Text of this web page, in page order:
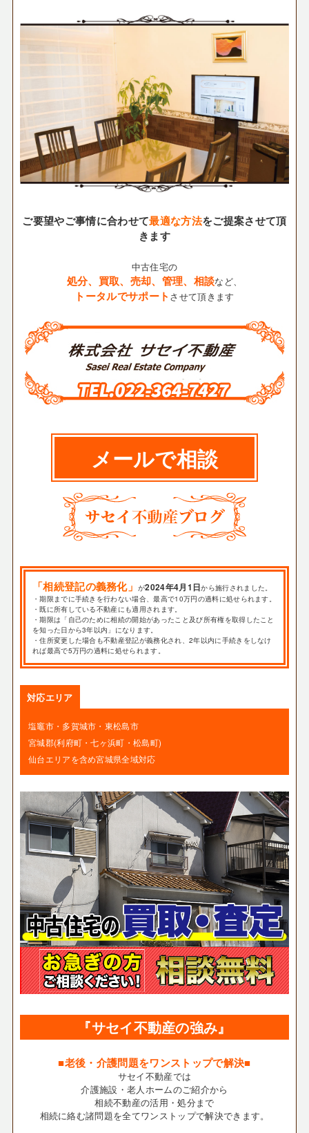
ご要望やご事情に合わせて最適な方法をご提案させて頂
きます
中古住宅の
処分、買取、売却、管理、相談など、
トータルでサポート させて頂きます
メールで相談
「相続登記の義務化」が2024年4月1日から施行されました。
・期限までに手続きを行わない場合、最高で10万円の過料に処せられます。
・既に所有している不動産にも適用されます。
・期限は「自己のために相続の開始があったこと及び所有権を取得したこと
を知った日から3年以内」になります。
・住所変更した場合も不動産登記が義務化され、2年以内に手続きをしなけ
れば最高で5万円の過料に処せられます。
対応エリア
塩竈市・多賀城市・東松島市
宮城郡(利府町・七ヶ浜町・松島町)
仙台エリアを含め宮城県全域対応
『サセイ不動産の強み』
■老後・介護問題をワンストップで解決■
サセイ不動産では
介護施設・老人ホームのご紹介から
相続不動産の活用・処分まで
相続に絡む諸問題を全てワンストップで解決できます。